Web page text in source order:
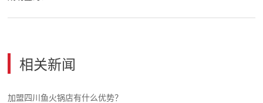
相关新闻
加盟四川鱼火锅店有什么优势？